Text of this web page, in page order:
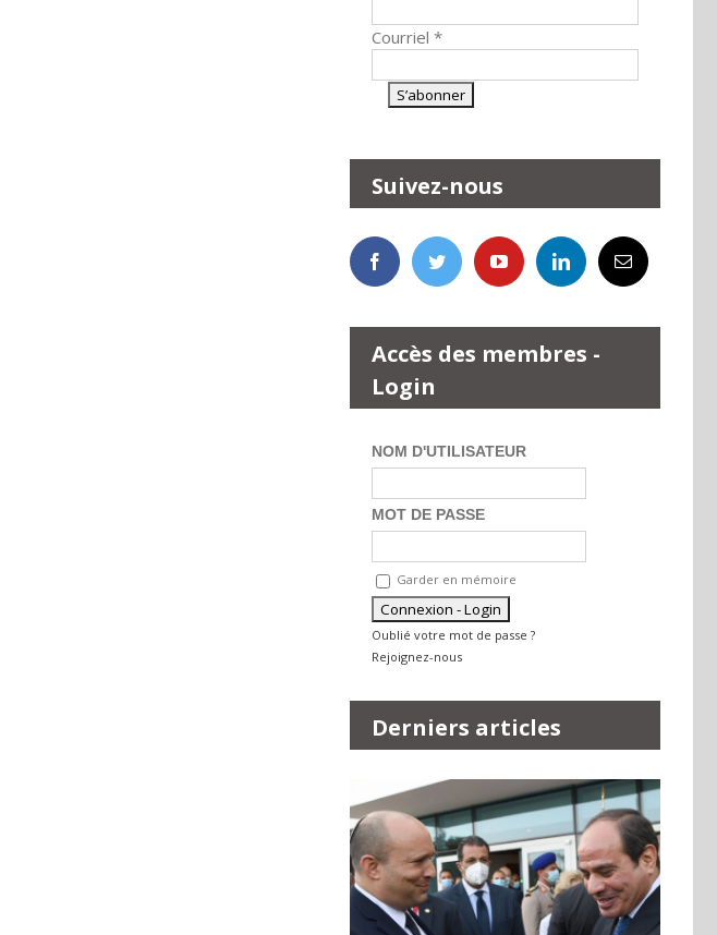
Courriel *
Suivez-nous
Accès des membres -
Login
NOM D'UTILISATEUR
MOT DE PASSE
Garder en mémoire
Oublié votre mot de passe ?
Rejoignez-nous
Derniers articles